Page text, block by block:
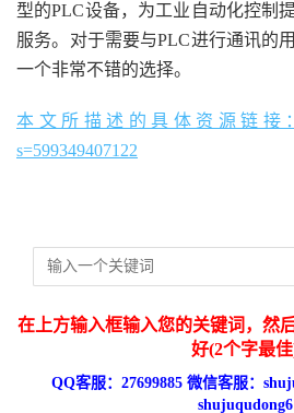
型的PLC设备，为工业自动化控制
服务。对于需要与PLC进行通讯的
一个非常不错的选择。
本文所描述的具体资源链接：
s=599349407122
在上方输入框输入您的关键词，然
好(2个字最
QQ客服：27699885 微信客服：
shujuqudong6